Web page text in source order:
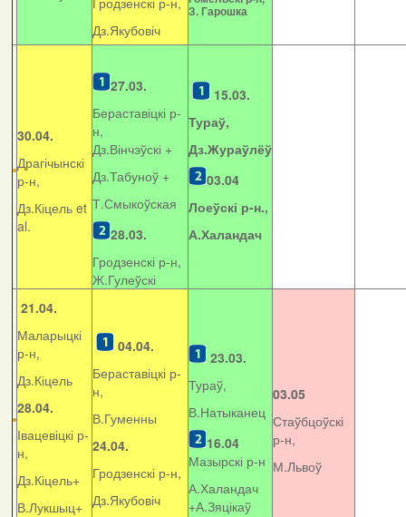
Дз.Якубовіч
З. Гарошка
30.04.
Драгічынскі
р-н,
Дз.Кіцель et
al.
27.03.
Бераставіцкі р-
н,
Дз.Вінчэўскі +
Дз.Табуноў +
Т.Смыкоўская
28.03.
Гродзенскі р-н,
Ж.Гулеўскі
15.03.
Тураў,
Дз.Жураўлёў
03.04
Лоеўскі р-н.,
А.Халандач
21.04.
Маларыцкі
р-н,
Дз.Кіцель
28.04.
Івацевіцкі р-
н,
Дз.Кіцель+
В.Лукшыц+
04.04.
Бераставіцкі р-
н,
В.Гуменны
24.04.
Гродзенскі р-н,
Дз.Якубовіч
23.03.
Тураў,
В.Натыканец
16.04
Мазырскі р-н
А.Халандач
+А.Зяцікаў
03.05
Стаўбцоўскі
р-н,
М.Львоў